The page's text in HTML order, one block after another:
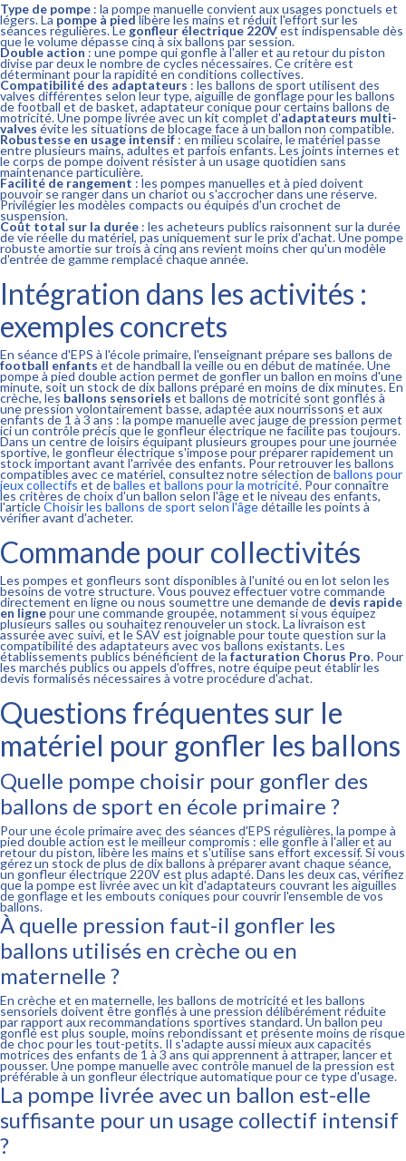
Type de pompe : la pompe manuelle convient aux usages ponctuels et
légers. La pompe à piedlibère les mains et réduit l'effort sur les
séances régulières. Le gonfleur électrique 220Vest indispensable dès
que le volume dépasse cinq à six ballons par session.
Double action : une pompe qui gonfle à l'aller et au retour du piston
divise par deux le nombre de cycles nécessaires. Ce critère est
déterminant pour la rapidité en conditions collectives.
Compatibilité des adaptateurs : les ballons de sport utilisent des
valves différentes selon leur type, aiguille de gonflage pour les ballons
de football et de basket, adaptateur conique pour certains ballons de
motricité. Une pompe livrée avec un kit complet d'adaptateurs multi-
valves évite les situations de blocage face à un ballon non compatible.
Robustesse en usage intensif : en milieu scolaire, le matériel passe
entre plusieurs mains, adultes et parfois enfants. Les joints internes et
le corps de pompe doivent résister à un usage quotidien sans
maintenance particulière.
Facilité de rangement : les pompes manuelles et à pied doivent
pouvoir se ranger dans un chariot ou s'accrocher dans une réserve.
Privilégier les modèles compacts ou équipés d'un crochet de
suspension.
Coût total sur la durée : les acheteurs publics raisonnent sur la durée
de vie réelle du matériel, pas uniquement sur le prix d'achat. Une pompe
robuste amortie sur trois à cinq ans revient moins cher qu'un modèle
d'entrée de gamme remplacé chaque année.
Intégration dans les activités :
exemples concrets
En séance d'EPS à l'école primaire, l'enseignant prépare ses ballons de
football enfants et de handball la veille ou en début de matinée. Une
pompe à pied double action permet de gonfler un ballon en moins d'une
minute, soit un stock de dix ballons préparé en moins de dix minutes. En
crèche, les ballons sensoriels et ballons de motricité sont gonflés à
une pression volontairement basse, adaptée aux nourrissons et aux
enfants de 1 à 3 ans : la pompe manuelle avec jauge de pression permet
ici un contrôle précis que le gonfleur électrique ne facilite pas toujours.
Dans un centre de loisirs équipant plusieurs groupes pour une journée
sportive, le gonfleur électrique s'impose pour préparer rapidement un
stock important avant l'arrivée des enfants. Pour retrouver les ballons
compatibles avec ce matériel, consultez notre sélection deballons pour
jeux collectifs et deballes et ballons pour la motricité. Pour connaître
les critères de choix d'un ballon selon l'âge et le niveau des enfants,
l'articleChoisir les ballons de sport selon l'âgedétaille les points à
vérifier avant d'acheter.
Commande pour collectivités
Les pompes et gonfleurs sont disponibles à l'unité ou en lot selon les
besoins de votre structure. Vous pouvez effectuer votre commande
directement en ligne ou nous soumettre une demande de devis rapide
en lignepour une commande groupée, notamment si vous équipez
plusieurs salles ou souhaitez renouveler un stock. La livraison est
assurée avec suivi, et le SAV est joignable pour toute question sur la
compatibilité des adaptateurs avec vos ballons existants. Les
établissements publics bénéficient de la facturation Chorus Pro. Pour
les marchés publics ou appels d'offres, notre équipe peut établir les
devis formalisés nécessaires à votre procédure d'achat.
Questions fréquentes sur le
matériel pour gonfler les ballons
Quelle pompe choisir pour gonfler des
ballons de sport en école primaire ?
Pour une école primaire avec des séances d'EPS régulières, la pompe à
pied double action est le meilleur compromis : elle gonfle à l'aller et au
retour du piston, libère les mains et s'utilise sans effort excessif. Si vous
gérez un stock de plus de dix ballons à préparer avant chaque séance,
un gonfleur électrique 220V est plus adapté. Dans les deux cas, vérifiez
que la pompe est livrée avec un kit d'adaptateurs couvrant les aiguilles
de gonflage et les embouts coniques pour couvrir l'ensemble de vos
ballons.
À quelle pression faut-il gonfler les
ballons utilisés en crèche ou en
maternelle ?
En crèche et en maternelle, les ballons de motricité et les ballons
sensoriels doivent être gonflés à une pression délibérément réduite
par rapport aux recommandations sportives standard. Un ballon peu
gonflé est plus souple, moins rebondissant et présente moins de risque
de choc pour les tout-petits. Il s'adapte aussi mieux aux capacités
motrices des enfants de 1 à 3 ans qui apprennent à attraper, lancer et
pousser. Une pompe manuelle avec contrôle manuel de la pression est
préférable à un gonfleur électrique automatique pour ce type d'usage.
La pompe livrée avec un ballon est-elle
suffisante pour un usage collectif intensif
?